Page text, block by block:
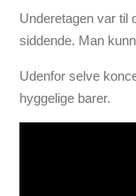
Underetagen var til
siddende. Man
Udenfor selve
hyggelige barer.